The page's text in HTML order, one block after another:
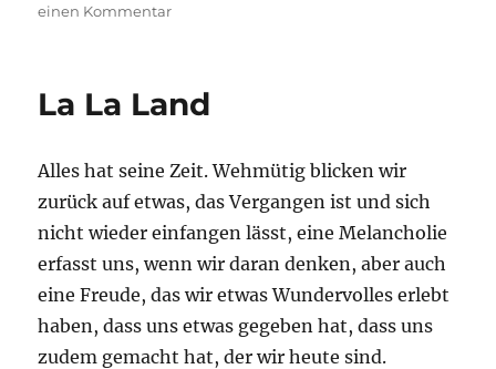
einen Kommentarzu
La La Land
Alles hat seine Zeit. Wehmütig blicken wir
zurück auf etwas, das Vergangen ist und sich
nicht wieder einfangen lässt, eine Melancholie
erfasst uns, wenn wir daran denken, aber auch
eine Freude, das wir etwas Wundervolles erlebt
haben, dass uns etwas gegeben hat, dass uns
zudem gemacht hat, der wir heute sind.